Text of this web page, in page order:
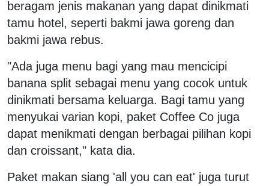
beragam jenis makanan yang dapat dinikmati
tamu hotel, seperti bakmi jawa goreng dan
bakmi jawa rebus.
"Ada juga menu bagi yang mau mencicipi
banana split sebagai menu yang cocok untuk
dinikmati bersama keluarga. Bagi tamu yang
menyukai varian kopi, paket Coffee Co juga
dapat menikmati dengan berbagai pilihan kopi
dan croissant," kata dia.
Paket makan siang 'all you can eat' juga turut